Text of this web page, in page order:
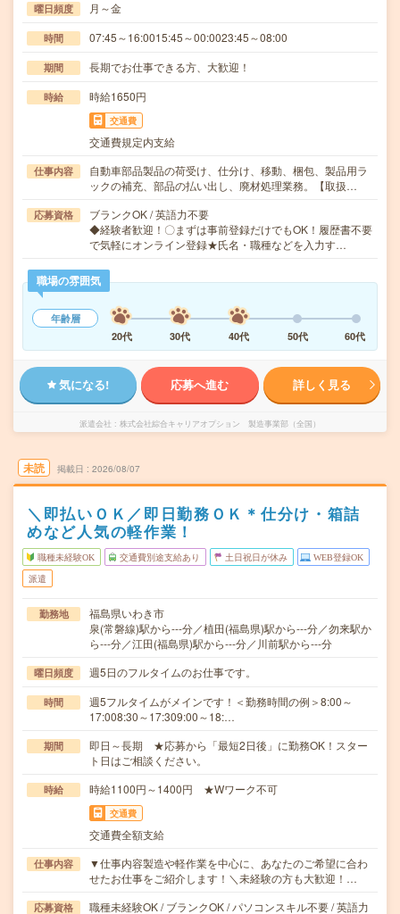
曜日頻度 月～金
時間 07:45～16:0015:45～00:0023:45～08:00
期間 長期でお仕事できる方、大歓迎！
時給 時給1650円
交通費
交通費規定内支給
仕事内容
自動車部品製品の荷受け、仕分け、移動、梱包、製品用ラ
ックの補充、部品の払い出し、廃材処理業務。【取扱…
応募資格
ブランクOK / 英語力不要
◆経験者歓迎！〇まずは事前登録だけでもOK！履歴書不要
で気軽にオンライン登録★氏名・職種などを入力す…
職場の雰囲気
年齢層
20代
30代 40代 50代 60代
気になる! 応募へ進む 詳しく見る
派遣会社 株式会社綜合キャリアオプション 製造事業部（全国）
未読 掲載日 2026/08/07
＼即払いＯＫ／即日勤務ＯＫ＊仕分け・箱詰
めなど人気の軽作業！
職種未経験OK 交通費別途支給あり 土日祝日が休み WEB登録OK
派遣
勤務地
福島県いわき市
泉(常磐線)駅から---分／植田(福島県)駅から---分／勿来駅か
ら---分／江田(福島県)駅から---分／川前駅から---分
曜日頻度 週5日のフルタイムのお仕事です。
時間
週5フルタイムがメインです！＜勤務時間の例＞8:00～
17:008:30～17:309:00～18:…
期間
即日～長期 ★応募から「最短2日後」に勤務OK！スター
ト日はご相談ください。
時給 時給1100円～1400円 ★Wワーク不可
交通費
交通費全額支給
仕事内容
▼仕事内容製造や軽作業を中心に、あなたのご希望に合わ
せたお仕事をご紹介します！＼未経験の方も大歓迎！…
応募資格 職種未経験OK / ブランクOK / パソコンスキル不要 / 英語力